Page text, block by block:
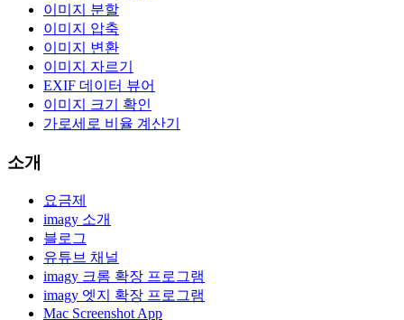
이미지 분할
이미지 압축
이미지 변환
이미지 자르기
EXIF 데이터 뷰어
이미지 크기 확인
가로세로 비율 계산기
소개
요금제
imagy 소개
블로그
유튜브 채널
imagy 크롬 확장 프로그램
imagy 엣지 확장 프로그램
Mac Screenshot App